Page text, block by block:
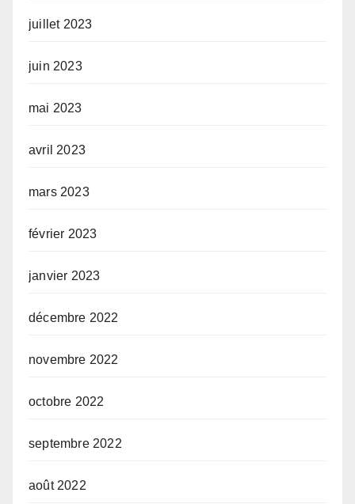
juillet 2023
juin 2023
mai 2023
avril 2023
mars 2023
février 2023
janvier 2023
décembre 2022
novembre 2022
octobre 2022
septembre 2022
août 2022